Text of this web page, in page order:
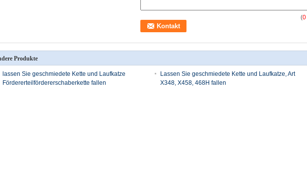
(0
Produkte
lassen Sie geschmiedete Kette und Laufkatze
Fördererteilfördererschaberkette fallen
Lassen Sie geschmiedete Kette und Laufkatze, Art
X348, X458, 468H fallen